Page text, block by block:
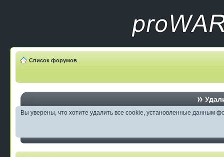
Список форумов
Вы уверены, что хотите удалить все cookie, установленные данным